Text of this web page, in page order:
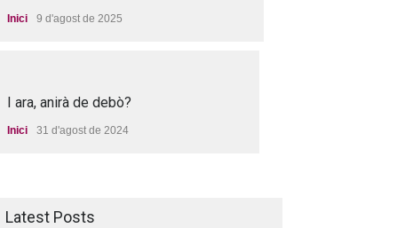
Inici 9 d'agost de 2025
I ara, anirà de debò?
Inici 31 d'agost de 2024
Latest Posts